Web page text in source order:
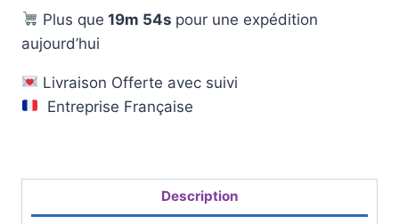
Plus que 19m 53s pour une expédition
aujourd’hui
Livraison Offerte avec suivi
Entreprise Française
Description